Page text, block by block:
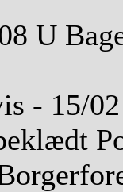
U
- 15/